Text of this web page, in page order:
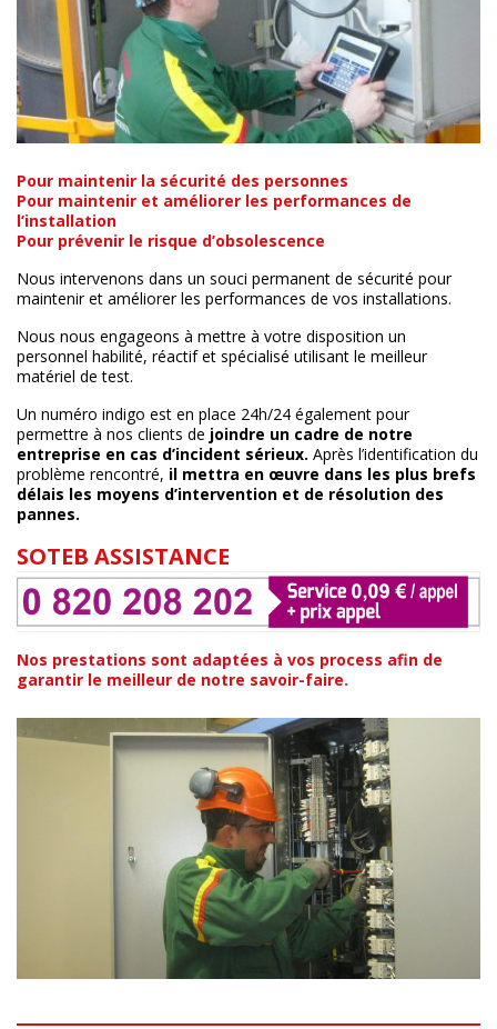
Pour maintenir la sécurité des personnes
Pour maintenir et améliorer les performances de
l’installation
Pour prévenir le risque d’obsolescence
Nous intervenons dans un souci permanent de sécurité pour
maintenir et améliorer les performances de vos installations.
Nous nous engageons à mettre à votre disposition un
personnel habilité, réactif et spécialisé utilisant le meilleur
matériel de test.
Un numéro indigo est en place 24h/24 également pour
permettre à nos clients de joindre un cadre de notre
entreprise en cas d’incident sérieux. Après l’identification du
problème rencontré, il mettra en œuvre dans les plus brefs
délais les moyens d’intervention et de résolution des
pannes.
SOTEB ASSISTANCE
Nos prestations sont adaptées à vos process afin de
garantir le meilleur de notre savoir-faire.